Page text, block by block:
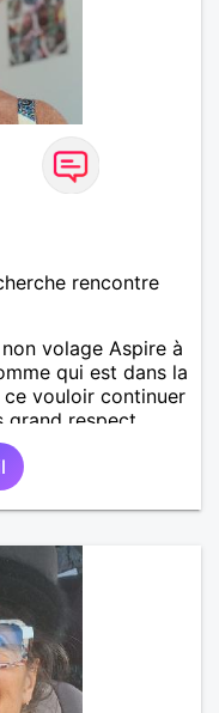
rencontre
volage Aspire à
qui est dans la
vouloir continuer
grand respect,
D'un
blagueur
avec la
Pour
de vraie. Je
Pour
je ne suis pas